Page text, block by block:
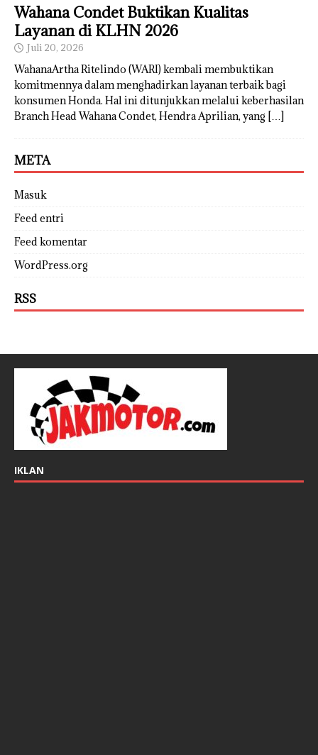
Wahana Condet Buktikan Kualitas
Layanan di KLHN 2026
Juli 20, 2026
WahanaArtha Ritelindo (WARI) kembali membuktikan
komitmennya dalam menghadirkan layanan terbaik bagi
konsumen Honda. Hal ini ditunjukkan melalui keberhasilan
Branch Head Wahana Condet, Hendra Aprilian, yang […]
META
Masuk
Feed entri
Feed komentar
WordPress.org
RSS
IKLAN